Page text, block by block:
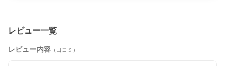
レビュー一覧
レビュー内容 （口コミ）